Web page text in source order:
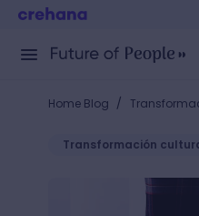
Home Blog /
Transformación
¿Cómo se